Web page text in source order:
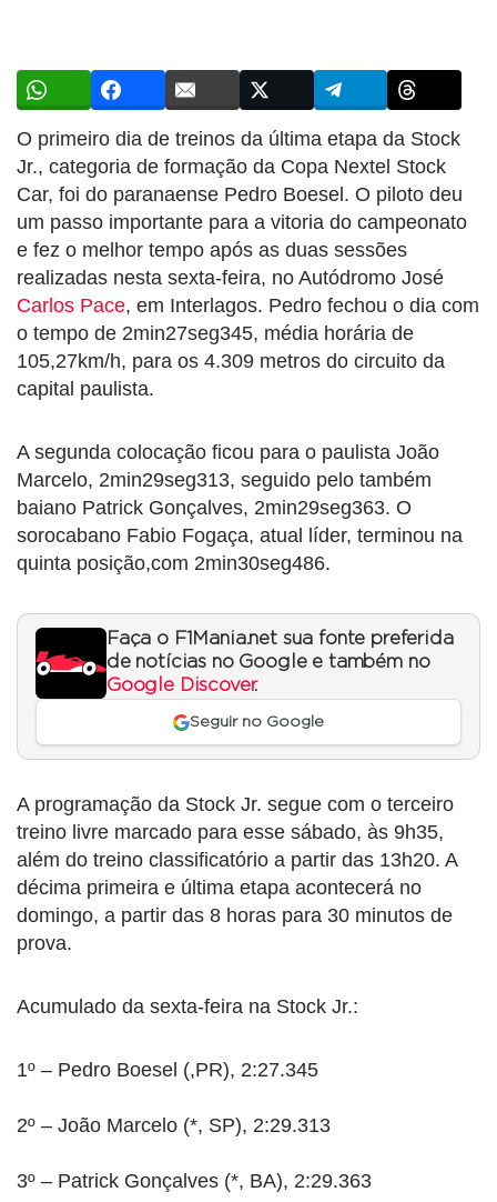
O primeiro dia de treinos da última etapa da Stock
Jr., categoria de formação da Copa Nextel Stock
Car, foi do paranaense Pedro Boesel. O piloto deu
um passo importante para a vitoria do campeonato
e fez o melhor tempo após as duas sessões
realizadas nesta sexta-feira, no Autódromo José
Carlos Pace, em Interlagos. Pedro fechou o dia com
o tempo de 2min27seg345, média horária de
105,27km/h, para os 4.309 metros do circuito da
capital paulista.
A segunda colocação ficou para o paulista João
Marcelo, 2min29seg313, seguido pelo também
baiano Patrick Gonçalves, 2min29seg363. O
sorocabano Fabio Fogaça, atual líder, terminou na
quinta posição,com 2min30seg486.
Faça o F1Mania.net sua fonte preferida
de notícias no Google e também no
Google Discover.
Seguir no Google
A programação da Stock Jr. segue com o terceiro
treino livre marcado para esse sábado, às 9h35,
além do treino classificatório a partir das 13h20. A
décima primeira e última etapa acontecerá no
domingo, a partir das 8 horas para 30 minutos de
prova.
Acumulado da sexta-feira na Stock Jr.:
1º – Pedro Boesel (,PR), 2:27.345
2º – João Marcelo (*, SP), 2:29.313
3º – Patrick Gonçalves (*, BA), 2:29.363